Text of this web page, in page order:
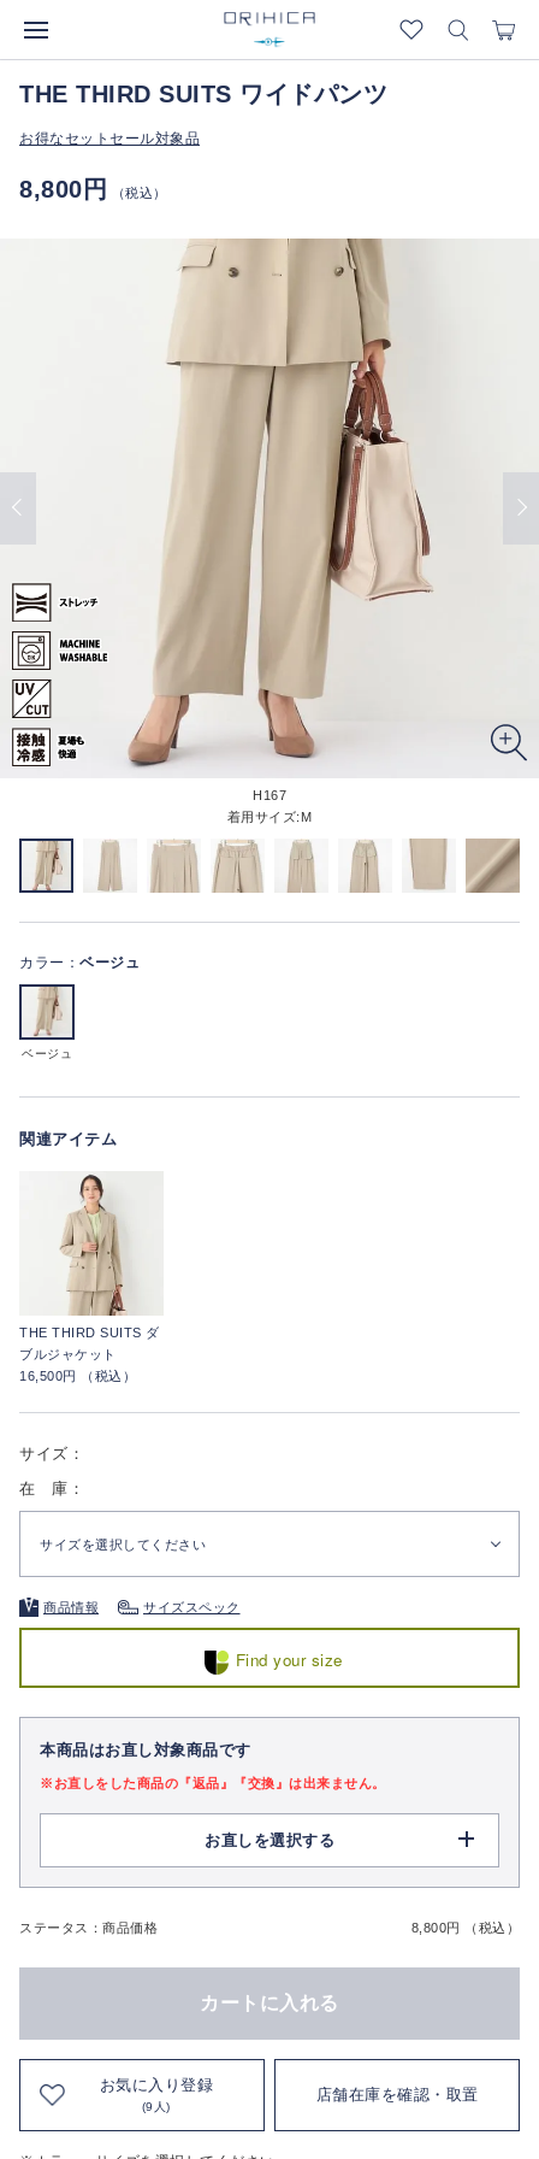
THE THIRD SUITS ワイドパンツ
お得なセットセール対象品
8,800円 （税込）
H167
着用サイズ:M
カラー： ベージュ
ベージュ
関連アイテム
THE THIRD SUITS ダ
ブルジャケット
16,500円 （税込）
サイズ：
在 庫：
サイズを選択してください
商品情報 サイズスペック
Find your size
本商品はお直し対象商品です
※お直しをした商品の『返品』『交換』は出来ません。
お直しを選択する
ステータス：商品価格 8,800円 （税込）
カートに入れる
お気に入り登録
(9人)
店舗在庫を確認・取置